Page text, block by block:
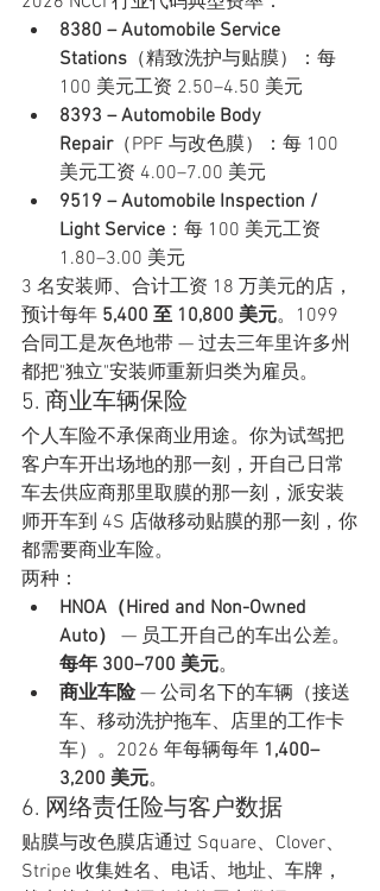
8380 – Automobile Service
Stations （精致洗护与贴膜）：每
100 美元工资 2.50–4.50 美元
8393 – Automobile Body
Repair（PPF 与改色膜）：每 100
美元工资 4.00–7.00 美元
9519 – Automobile Inspection /
Light Service ：每 100 美元工资
1.80–3.00 美元
3 名安装师、合计工资 18 万美元的店，
预计每年 5,400 至 10,800 美元。1099
合同工是灰色地带 — 过去三年里许多州
都把"独立"安装师重新归类为雇员。
5. 商业车辆保险
个人车险不承保商业用途。你为试驾把
客户车开出场地的那一刻，开自己日常
车去供应商那里取膜的那一刻，派安装
师开车到 4S 店做移动贴膜的那一刻，你
都需要商业车险。
两种：
HNOA（Hired and Non-Owned
Auto）
— 员工开自己的车出公差。
每年 300–700 美元。
商业车险 — 公司名下的车辆（接送
车、移动洗护拖车、店里的工作卡
车）。2026 年每辆每年 1,400–
3,200 美元。
6. 网络责任险与客户数据
贴膜与改色膜店通过 Square、Clover、
Stripe 收集姓名、电话、地址、车牌，